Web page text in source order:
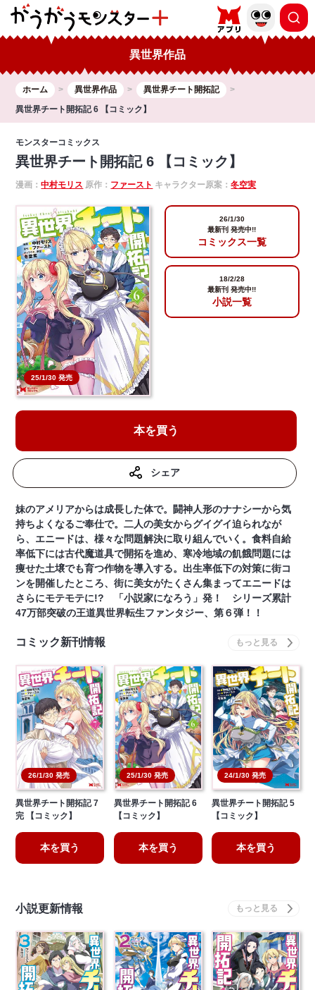
異世界作品
ホーム 異世界作品
異世界チート開拓記
異世界チート開拓記 6 【コミック】
モンスターコミックス
異世界チート開拓記 6 【コミック】
漫画：中村モリス 原作： ファースト キャラクター原案：冬空実
25/1/30 発売
26/1/30
最新刊 発売中!!
コミックス一覧
18/2/28
最新刊 発売中!!
小説一覧
本を買う
シェア
妹のアメリアからは成長した体で。闘神人形のナナシーから気
持ちよくなるご奉仕で。二人の美女からグイグイ迫られなが
ら、エニードは、様々な問題解決に取り組んでいく。食料自給
率低下には古代魔道具で開拓を進め、寒冷地域の飢餓問題には
痩せた土壌でも育つ作物を導入する。出生率低下の対策に街コ
ンを開催したところ、街に美女がたくさん集まってエニードは
さらにモテモテに!? 「小説家になろう」発！ シリーズ累計
47万部突破の王道異世界転生ファンタジー、第６弾！！
コミック新刊情報
26/1/30 発売
異世界チート開拓記 7
完 【コミック】
本を買う
25/1/30 発売
異世界チート開拓記 6
【コミック】
本を買う
24/1/30 発売
異世界チート開拓記 5
【コミック】
本を買う
小説更新情報
異世界チート開拓記 3 異世界チート開拓記 2 異世界チート開拓記 1